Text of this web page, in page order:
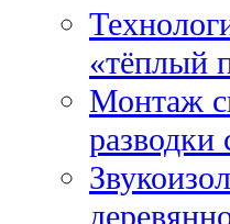
«тёплый
Монтаж
разводки